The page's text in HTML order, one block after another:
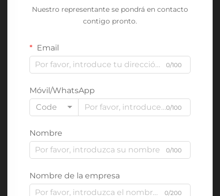
Nuestro representante se pondrá en contacto
contigo pronto.
Email
0/100
Móvil/WhatsApp
Code
0/100
Nombre
0/100
Nombre de la empresa
0/200